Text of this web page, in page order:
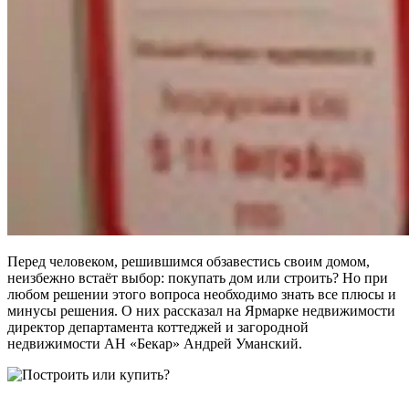
Перед человеком, решившимся обзавестись своим домом,
неизбежно встаёт выбор: покупать дом или строить? Но при
любом решении этого вопроса необходимо знать все плюсы и
минусы решения. О них рассказал на Ярмарке недвижимости
директор департамента коттеджей и загородной
недвижимости АН «Бекар» Андрей Уманский.